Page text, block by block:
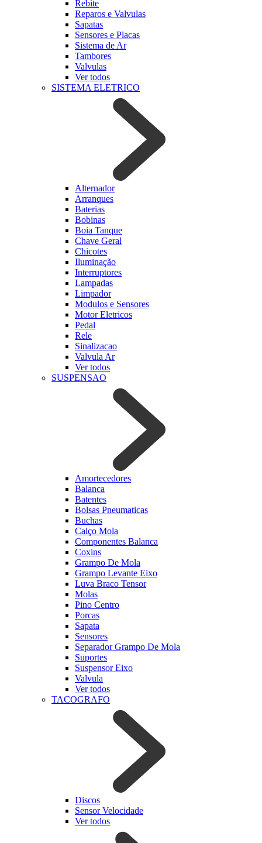
Rebite
Reparos e Valvulas
Sapatas
Sensores e Placas
Sistema de Ar
Tambores
Valvulas
Ver todos
SISTEMA ELETRICO
Alternador
Arranques
Baterias
Bobinas
Boia Tanque
Chave Geral
Chicotes
Iluminação
Interruptores
Lampadas
Limpador
Modulos e Sensores
Motor Eletricos
Pedal
Rele
Sinalizacao
Valvula Ar
Ver todos
SUSPENSAO
Amortecedores
Balanca
Batentes
Bolsas Pneumaticas
Buchas
Calço Mola
Componentes Balanca
Coxins
Grampo De Mola
Grampo Levante Eixo
Luva Braco Tensor
Molas
Pino Centro
Porcas
Sapata
Sensores
Separador Grampo De Mola
Suportes
Suspensor Eixo
Valvula
Ver todos
TACOGRAFO
Discos
Sensor Velocidade
Ver todos